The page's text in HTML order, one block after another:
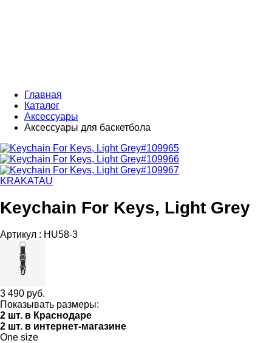
Главная
Каталог
Аксессуары
Аксессуары для баскетбола
KRAKATAU
Keychain For Keys, Light Grey
Артикул : HU58-3
3 490 руб.
Показывать размеры:
2 шт. в Краснодаре
2 шт. в интернет-магазине
One size